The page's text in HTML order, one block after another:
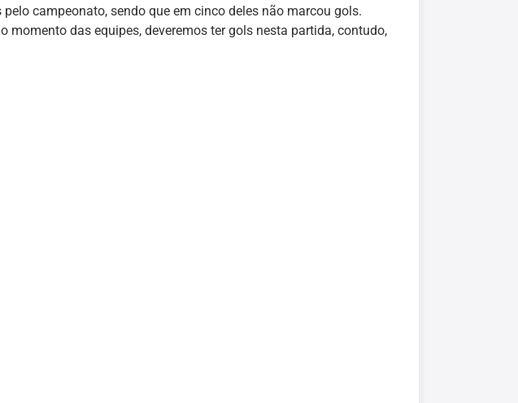
campeonato, sendo que em cinco deles não marcou gols.
momento das equipes, deveremos ter gols nesta partida, contudo,